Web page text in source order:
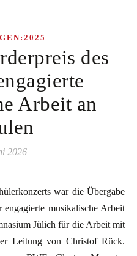
des
Arbeit an
2026
engagierte musikalische Arbeit
Jülich für die Arbeit mit
Leitung von Christof Rück.